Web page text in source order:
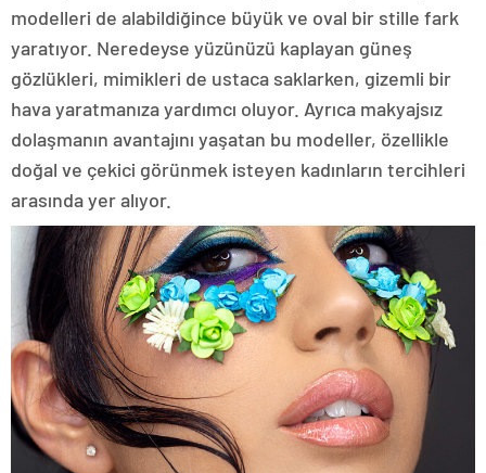
modelleri de alabildiğince büyük ve oval bir stille fark
yaratıyor. Neredeyse yüzünüzü kaplayan güneş
gözlükleri, mimikleri de ustaca saklarken, gizemli bir
hava yaratmanıza yardımcı oluyor. Ayrıca makyajsız
dolaşmanın avantajını yaşatan bu modeller, özellikle
doğal ve çekici görünmek isteyen kadınların tercihleri
arasında yer alıyor.